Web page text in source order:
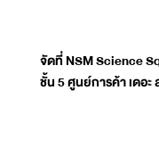
จัดที่ NSM Science
ชั้น 5 ศูนย์การค้า เดอะ